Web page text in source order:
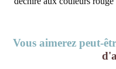
Vous aimerez peut-